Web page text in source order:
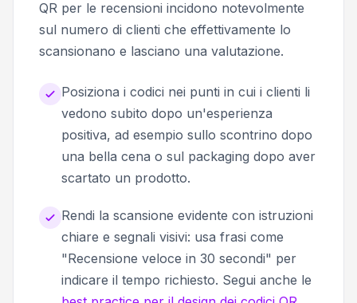
QR per le recensioni incidono notevolmente
sul numero di clienti che effettivamente lo
scansionano e lasciano una valutazione.
Posiziona i codici nei punti in cui i clienti li
vedono subito dopo un'esperienza
positiva, ad esempio sullo scontrino dopo
una bella cena o sul packaging dopo aver
scartato un prodotto.
Rendi la scansione evidente con istruzioni
chiare e segnali visivi: usa frasi come
"Recensione veloce in 30 secondi" per
indicare il tempo richiesto. Segui anche le